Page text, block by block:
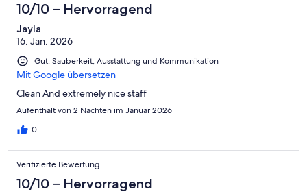
10/10 – Hervorragend
Jayla
16. Jan. 2026
Gut: Sauberkeit, Ausstattung und Kommunikation
Mit Google übersetzen
Clean And extremely nice staff
Aufenthalt von 2 Nächten im Januar 2026
0
Verifizierte Bewertung
10/10 – Hervorragend